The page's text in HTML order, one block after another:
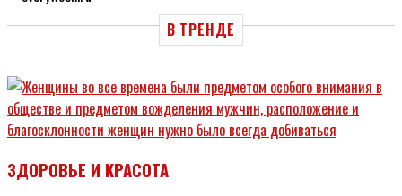
В ТРЕНДЕ
ЗДОРОВЬЕ И КРАСОТА